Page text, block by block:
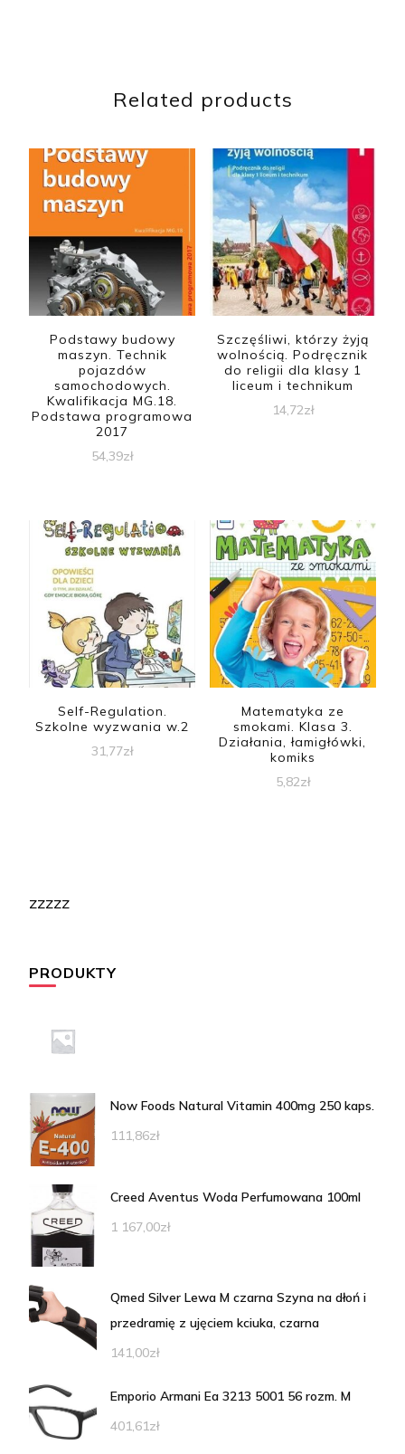
Related products
Podstawy budowy
maszyn. Technik
pojazdów
samochodowych.
Kwalifikacja MG.18.
Podstawa programowa
2017
54,39zł
Szczęśliwi, którzy żyją
wolnością. Podręcznik
do religii dla klasy 1
liceum i technikum
14,72zł
Self-Regulation.
Szkolne wyzwania w.2
31,77zł
Matematyka ze
smokami. Klasa 3.
Działania, łamigłówki,
komiks
5,82zł
zzzzz
PRODUKTY
Now Foods Natural Vitamin 400mg 250 kaps.
111,86zł
Creed Aventus Woda Perfumowana 100ml
1 167,00zł
Qmed Silver Lewa M czarna Szyna na dłoń i
przedramię z ujęciem kciuka, czarna
141,00zł
Emporio Armani Ea 3213 5001 56 rozm. M
401,61zł